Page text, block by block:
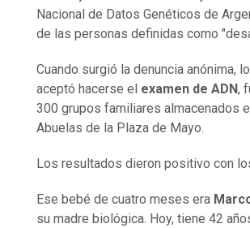
Nacional de Datos Genéticos de
de las personas definidas como
Cuando surgió la denuncia anónima,
aceptó hacerse el examen de ADN,
300 grupos familiares almacenados
Abuelas de la Plaza de Mayo.
Los resultados dieron positivo con
Ese bebé de cuatro meses era
su madre biológica. Hoy, tiene 42